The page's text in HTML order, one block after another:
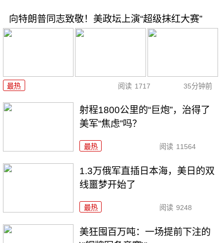
向特朗普同志致敬！美政坛上演“超级抹红大赛”
最热 阅读 1717 35分钟前
射程1800公里的“巨炮”，治得了
美军“焦虑”吗？
最热 阅读 11564
1.3万俄军直插日本海，美日的双
线噩梦开始了
最热 阅读 9248
美狂囤百万吨：一场提前下注的